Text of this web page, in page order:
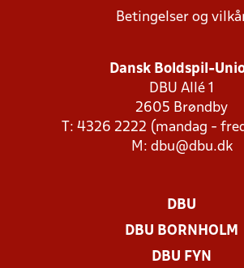
Betingelser og
Dansk Boldspil-
DBU Allé 1
2605 Brøndby
T: 4326 2222 (mandag -
M: dbu@dbu.dk
DBU
DBU BORNHOLM
DBU FYN